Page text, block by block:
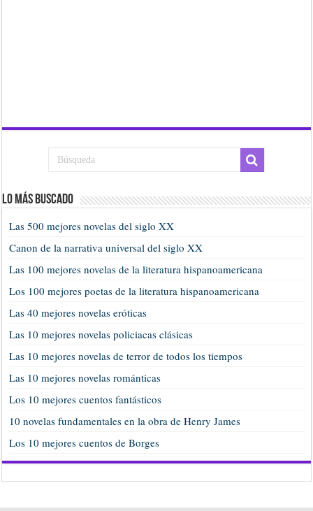
Lo más buscado
Las 500 mejores novelas del siglo XX
Canon de la narrativa universal del siglo XX
Las 100 mejores novelas de la literatura hispanoamericana
Los 100 mejores poetas de la literatura hispanoamericana
Las 40 mejores novelas eróticas
Las 10 mejores novelas policiacas clásicas
Las 10 mejores novelas de terror de todos los tiempos
Las 10 mejores novelas románticas
Los 10 mejores cuentos fantásticos
10 novelas fundamentales en la obra de Henry James
Los 10 mejores cuentos de Borges